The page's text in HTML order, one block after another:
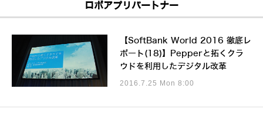
ロボアプリパートナー
【SoftBank World 2016 徹底レ
ポート(18)】Pepperと拓くクラ
ウドを利用したデジタル改革
2016.7.25 Mon 8:00